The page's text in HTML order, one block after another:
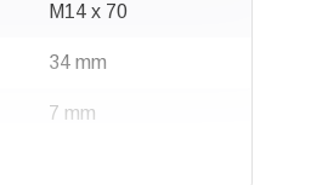
M14 x 70
34 mm
7 mm